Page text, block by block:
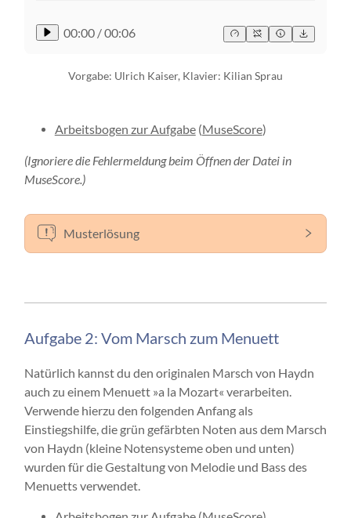
00:00 /00:06
Vorgabe: Ulrich Kaiser, Klavier: Kilian Sprau
Arbeitsbogen zur Aufgabe(MuseScore)
(Ignoriere die Fehlermeldung beim Öffnen der Datei in
MuseScore.)
Musterlösung
Aufgabe 2: Vom Marsch zum Menuett
Natürlich kannst du den originalen Marsch von Haydn
auch zu einem Menuett »a la Mozart« verarbeiten.
Verwende hierzu den folgenden Anfang als
Einstiegshilfe, die grün gefärbten Noten aus dem Marsch
von Haydn (kleine Notensysteme oben und unten)
wurden für die Gestaltung von Melodie und Bass des
Menuetts verwendet.